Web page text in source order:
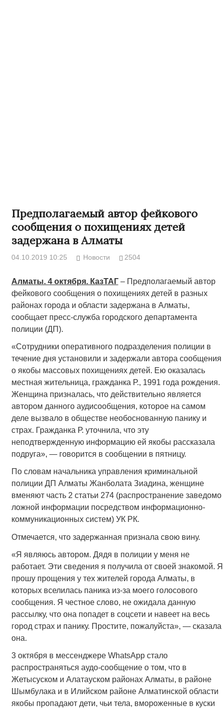
Предполагаемый автор фейкового
сообщения о похищениях детей
задержана в Алматы
04.10.2019 10:25 Новости 2504
Алматы. 4 октября. КазТАГ– Предполагаемый автор
фейкового сообщения о похищениях детей в разных
районах города и области задержана в Алматы,
сообщает пресс-служба городского департамента
полиции (ДП).
«Сотрудники оперативного подразделения полиции в
течение дня установили и задержали автора сообщения
о якобы массовых похищениях детей. Ею оказалась
местная жительница, гражданка Р., 1991 года рождения.
Женщина призналась, что действительно является
автором данного аудисообщения, которое на самом
деле вызвало в обществе необоснованную панику и
страх. Гражданка Р. уточнила, что эту
неподтвержденную информацию ей якобы рассказала
подруга», — говорится в сообщении в пятницу.
По словам начальника управления криминальной
полиции ДП Алматы Жанболата Зиадина, женщине
вменяют часть 2 статьи 274 (распространение заведомо
ложной информации посредством информационно-
коммуникационных систем) УК РК.
Отмечается, что задержанная признала свою вину.
«Я являюсь автором. Дядя в полиции у меня не
работает. Эти сведения я получила от своей знакомой. Я
прошу прощения у тех жителей города Алматы, в
которых вселилась паника из-за моего голосового
сообщения. Я честное слово, не ожидала данную
рассылку, что она попадет в соцсети и навеет на весь
город страх и панику. Простите, пожалуйста», — сказала
она.
3 октября в мессенджере WhatsApp стало
распространяться аудо-сообщение о том, что в
Жетысуском и Алатауском районах Алматы, в районе
Шымбулака и в Илийском районе Алматинской области
якобы пропадают дети, чьи тела, вмороженные в куски